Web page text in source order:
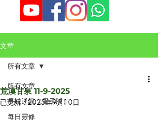
文章
所有文章
長城通訊（電子版）
每日靈修
所有文章
荒漠甘泉 11-9-2025
已更新：2025年9月10日